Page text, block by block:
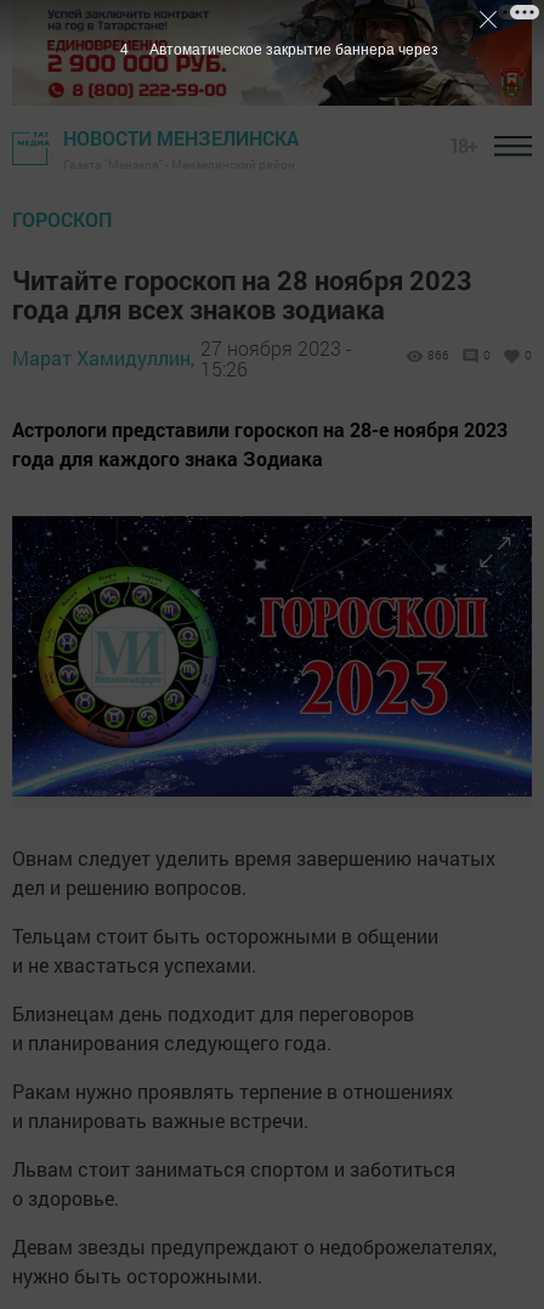
НОВОСТИ МЕНЗЕЛИНСКА
ГОРОСКОП
Читайте гороскоп на 28 ноября 2023
года для всех знаков зодиака
Марат Хамидуллин, 27 ноября 2023 -
15:26
866 0 0
Астрологи представили гороскоп на 28-е ноября 2023
года для каждого знака Зодиака
Овнам следует уделить время завершению начатых
дел и решению вопросов.
Тельцам стоит быть осторожными в общении
и не хвастаться успехами.
Близнецам день подходит для переговоров
и планирования следующего года.
Ракам нужно проявлять терпение в отношениях
и планировать важные встречи.
Львам стоит заниматься спортом и заботиться
о здоровье.
Девам звезды предупреждают о недоброжелателях,
нужно быть осторожными.
2 Автоматическое закрытие баннера через